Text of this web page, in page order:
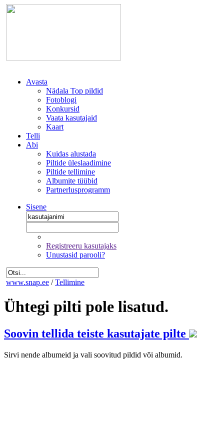
Avasta
Nädala Top pildid
Fotoblogi
Konkursid
Vaata kasutajaid
Kaart
Telli
Abi
Kuidas alustada
Piltide üleslaadimine
Piltide tellimine
Albumite tüübid
Partnerlusprogramm
Sisene
Registreeru kasutajaks
Unustasid parooli?
www.snap.ee / Tellimine
Ühtegi pilti pole lisatud.
Soovin tellida teiste kasutajate pilte
Sirvi nende albumeid ja vali soovitud pildid või albumid.